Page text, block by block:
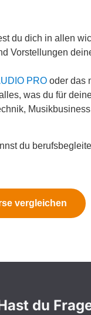
du dich in allen
Vorstellungen
PRO oder das
was du für
du
vergleichen
du